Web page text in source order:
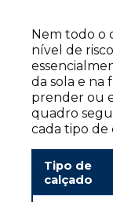
Nem todo o
nível de
da sola e na
prender ou
quadro
cada tipo de
Tipo de
calçado